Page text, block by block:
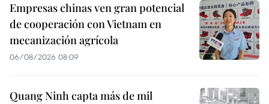
Empresas chinas ven gran potencial
de cooperación con Vietnam en
mecanización agrícola
06/08/2026 08:09
Quang Ninh capta más de mil